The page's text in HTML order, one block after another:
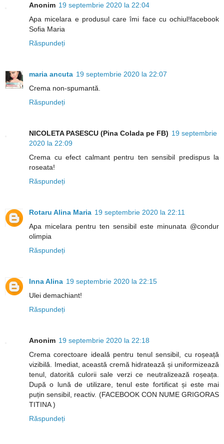
Anonim 19 septembrie 2020 la 22:04
Apa micelara e produsul care îmi face cu ochiul!facebook
Sofia Maria
Răspundeți
maria ancuta 19 septembrie 2020 la 22:07
Crema non-spumantă.
Răspundeți
NICOLETA PASESCU (Pina Colada pe FB) 19 septembrie
2020 la 22:09
Crema cu efect calmant pentru ten sensibil predispus la
roseata!
Răspundeți
Rotaru Alina Maria 19 septembrie 2020 la 22:11
Apa micelara pentru ten sensibil este minunata @condur
olimpia
Răspundeți
Inna Alina 19 septembrie 2020 la 22:15
Ulei demachiant!
Răspundeți
Anonim 19 septembrie 2020 la 22:18
Crema corectoare ideală pentru tenul sensibil, cu roșeață
vizibilă. Imediat, această cremă hidratează și uniformizează
tenul, datorită culorii sale verzi ce neutralizează roșeața.
După o lună de utilizare, tenul este fortificat și este mai
puțin sensibil, reactiv. (FACEBOOK CON NUME GRIGORAS
TITINA )
Răspundeți